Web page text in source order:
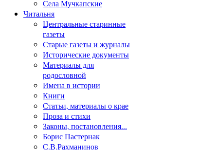
Села Мучкапские
Читальня
Центральные старинные
газеты
Старые газеты и журналы
Исторические документы
Материалы для
родословной
Имена в истории
Книги
Статьи, материалы о крае
Проза и стихи
Законы, постановления...
Борис Пастернак
С.В.Рахманинов